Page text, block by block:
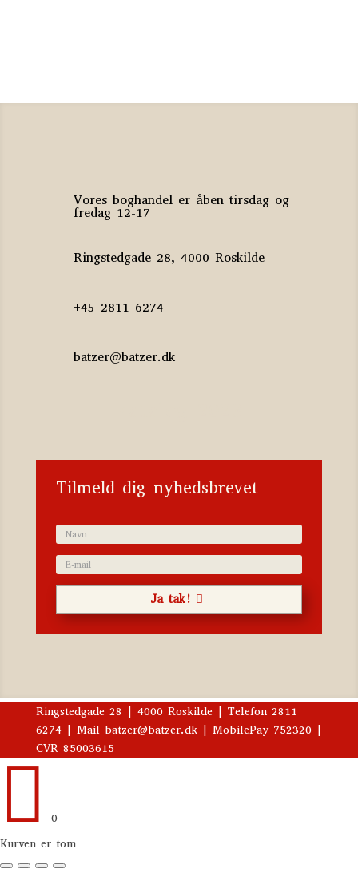
Vores boghandel er åben tirsdag og
fredag 12-17
Ringstedgade 28, 4000 Roskilde
+45 2811 6274
batzer@batzer.dk
Tilmeld dig nyhedsbrevet
Ja tak!
Ringstedgade 28 | 4000 Roskilde | Telefon 2811
6274 | Mail batzer@batzer.dk | MobilePay 752320 |
CVR 85003615

0
Kurven er tom